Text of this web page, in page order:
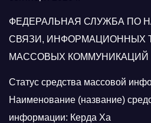
ФЕДЕРАЛЬНАЯ СЛУЖБА ПО
СВЯЗИ, ИНФОРМАЦИОННЫХ
МАССОВЫХ КОММУНИКАЦИЙ
Статус средства массовой
Наименование (название)
информации: Керда Ха